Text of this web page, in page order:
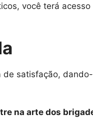
você terá
satisfação,
na arte dos